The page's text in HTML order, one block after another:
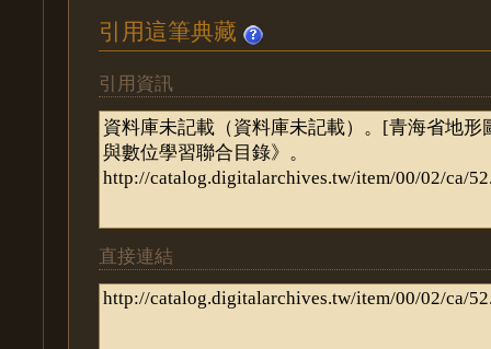
引用這筆典藏
引用資訊
直接連結